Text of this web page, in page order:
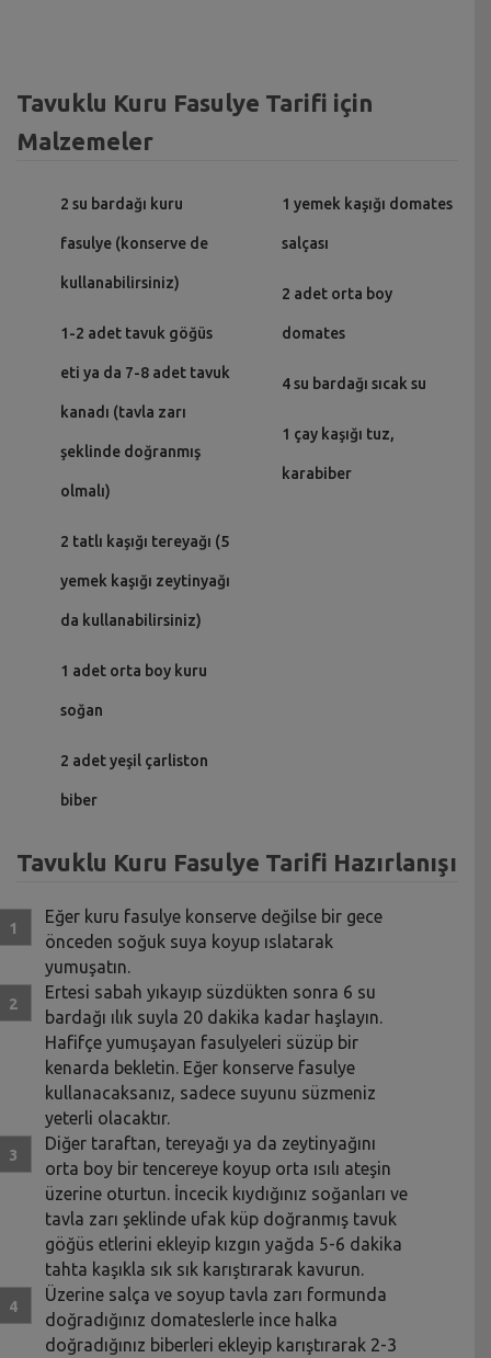
Tavuklu Kuru Fasulye Tarifi için
Malzemeler
2 su bardağı kuru
fasulye (konserve de
kullanabilirsiniz)
1-2 adet tavuk göğüs
eti ya da 7-8 adet tavuk
kanadı (tavla zarı
şeklinde doğranmış
olmalı)
2 tatlı kaşığı tereyağı (5
yemek kaşığı zeytinyağı
da kullanabilirsiniz)
1 adet orta boy kuru
soğan
2 adet yeşil çarliston
biber
1 yemek kaşığı domates
salçası
2 adet orta boy
domates
4 su bardağı sıcak su
1 çay kaşığı tuz,
karabiber
Tavuklu Kuru Fasulye Tarifi Hazırlanışı
Eğer kuru fasulye konserve değilse bir gece
önceden soğuk suya koyup ıslatarak
yumuşatın.
Ertesi sabah yıkayıp süzdükten sonra 6 su
bardağı ılık suyla 20 dakika kadar haşlayın.
Hafifçe yumuşayan fasulyeleri süzüp bir
kenarda bekletin. Eğer konserve fasulye
kullanacaksanız, sadece suyunu süzmeniz
yeterli olacaktır.
Diğer taraftan, tereyağı ya da zeytinyağını
orta boy bir tencereye koyup orta ısılı ateşin
üzerine oturtun. İncecik kıydığınız soğanları ve
tavla zarı şeklinde ufak küp doğranmış tavuk
göğüs etlerini ekleyip kızgın yağda 5-6 dakika
tahta kaşıkla sık sık karıştırarak kavurun.
Üzerine salça ve soyup tavla zarı formunda
doğradığınız domateslerle ince halka
doğradığınız biberleri ekleyip karıştırarak 2-3